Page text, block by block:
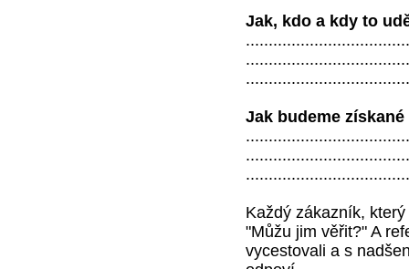
Jak, kdo a kdy to
Jak budeme
Každý zákazník,
"Můžu jim věřit?" A
vycestovali a s